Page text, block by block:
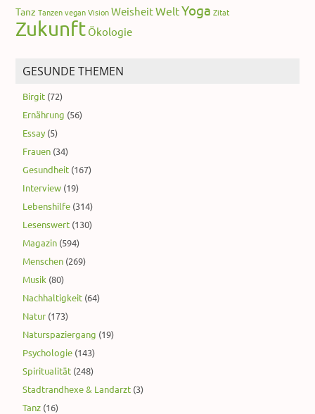
Tanz Tanzen vegan Vision WeisheitWeltYoga Zitat
Zukunft Ökologie
GESUNDE THEMEN
Birgit (72)
Ernährung (56)
Essay (5)
Frauen (34)
Gesundheit (167)
Interview (19)
Lebenshilfe (314)
Lesenswert (130)
Magazin (594)
Menschen (269)
Musik (80)
Nachhaltigkeit (64)
Natur (173)
Naturspaziergang (19)
Psychologie (143)
Spiritualität (248)
Stadtrandhexe & Landarzt (3)
Tanz (16)